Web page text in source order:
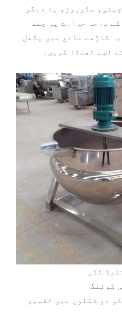
سکرروز، یا دیگر
قسم کی چینی کو 70°C کے درجہ حرارت پر چند
گاڑھے مائع میں پگھل
لیے ٹھنڈا کریں۔
ککر
دو شکلوں میں تقسیم